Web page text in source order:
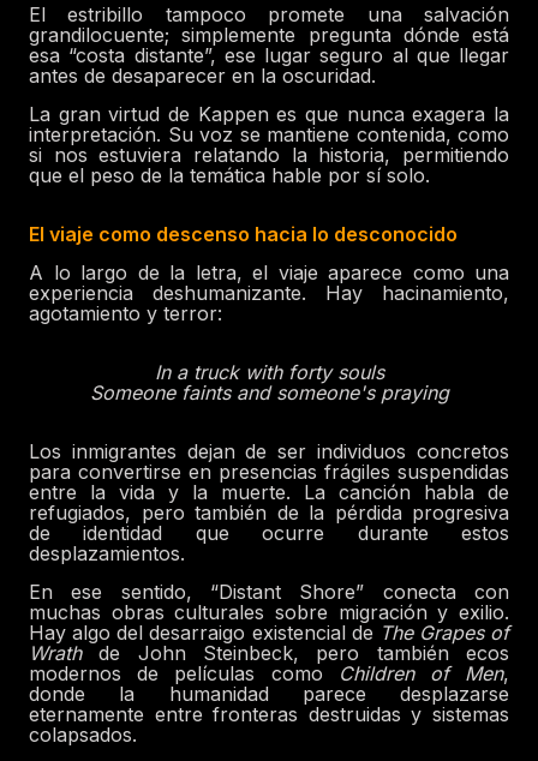
El estribillo tampoco promete una salvación
grandilocuente; simplemente pregunta dónde está
esa “costa distante”, ese lugar seguro al que llegar
antes de desaparecer en la oscuridad.
La gran virtud de Kappen es que nunca exagera la
interpretación. Su voz se mantiene contenida, como
si nos estuviera relatando la historia, permitiendo
que el peso de la temática hable por sí solo.
El viaje como descenso hacia lo desconocido
A lo largo de la letra, el viaje aparece como una
experiencia deshumanizante. Hay hacinamiento,
agotamiento y terror:
In a truck with forty souls
Someone faints and someone's praying
Los inmigrantes dejan de ser individuos concretos
para convertirse en presencias frágiles suspendidas
entre la vida y la muerte. La canción habla de
refugiados, pero también de la pérdida progresiva
de identidad que ocurre durante estos
desplazamientos.
En ese sentido, “Distant Shore” conecta con
muchas obras culturales sobre migración y exilio.
Hay algo del desarraigo existencial de The Grapes of
Wrathde John Steinbeck, pero también ecos
modernos de películas como
Children of Men,
donde la humanidad parece desplazarse
eternamente entre fronteras destruidas y sistemas
colapsados.